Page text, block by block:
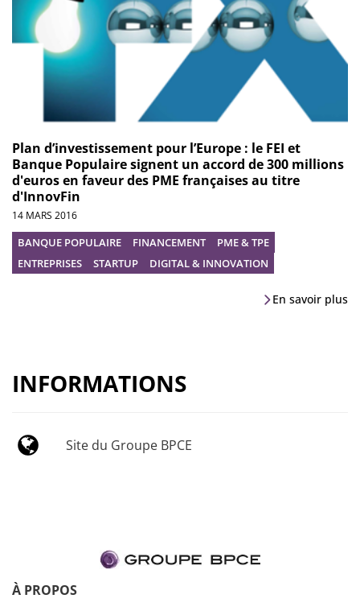
Plan d’investissement pour l’Europe : le FEI et
Banque Populaire signent un accord de 300 millions
d'euros en faveur des PME françaises au titre
d'InnovFin
14 MARS 2016
BANQUE POPULAIRE FINANCEMENT
PME & TPE
ENTREPRISES
STARTUP DIGITAL & INNOVATION
En savoir plus
INFORMATIONS
Site du Groupe BPCE
À PROPOS